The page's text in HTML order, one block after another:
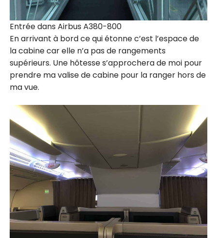
Entrée dans Airbus A380-800
En arrivant à bord ce qui étonne c’est l’espace de
la cabine car elle n’a pas de rangements
supérieurs. Une hôtesse s’approchera de moi pour
prendre ma valise de cabine pour la ranger hors de
ma vue.